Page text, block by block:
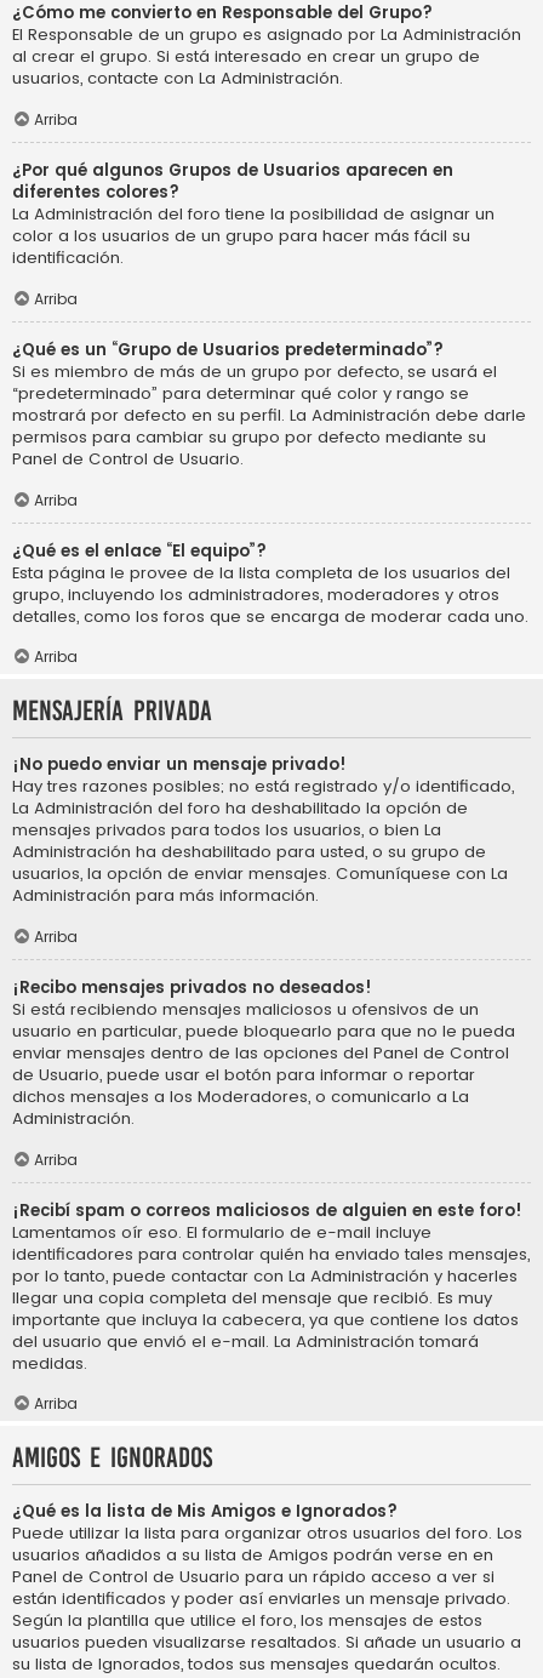
¿Cómo me convierto en Responsable del Grupo?
El Responsable de un grupo es asignado por La Administración
al crear el grupo. Si está interesado en crear un grupo de
usuarios, contacte con La Administración.
Arriba
¿Por qué algunos Grupos de Usuarios aparecen en
diferentes colores?
La Administración del foro tiene la posibilidad de asignar un
color a los usuarios de un grupo para hacer más fácil su
identificación.
Arriba
¿Qué es un “Grupo de Usuarios predeterminado”?
Si es miembro de más de un grupo por defecto, se usará el
“predeterminado” para determinar qué color y rango se
mostrará por defecto en su perfil. La Administración debe darle
permisos para cambiar su grupo por defecto mediante su
Panel de Control de Usuario.
Arriba
¿Qué es el enlace “El equipo”?
Esta página le provee de la lista completa de los usuarios del
grupo, incluyendo los administradores, moderadores y otros
detalles, como los foros que se encarga de moderar cada uno.
Arriba
Mensajería privada
¡No puedo enviar un mensaje privado!
Hay tres razones posibles; no está registrado y/o identificado,
La Administración del foro ha deshabilitado la opción de
mensajes privados para todos los usuarios, o bien La
Administración ha deshabilitado para usted, o su grupo de
usuarios, la opción de enviar mensajes. Comuníquese con La
Administración para más información.
Arriba
¡Recibo mensajes privados no deseados!
Si está recibiendo mensajes maliciosos u ofensivos de un
usuario en particular, puede bloquearlo para que no le pueda
enviar mensajes dentro de las opciones del Panel de Control
de Usuario, puede usar el botón para informar o reportar
dichos mensajes a los Moderadores, o comunicarlo a La
Administración.
Arriba
¡Recibí spam o correos maliciosos de alguien en este foro!
Lamentamos oír eso. El formulario de e-mail incluye
identificadores para controlar quién ha enviado tales mensajes,
por lo tanto, puede contactar con La Administración y hacerles
llegar una copia completa del mensaje que recibió. Es muy
importante que incluya la cabecera, ya que contiene los datos
del usuario que envió el e-mail. La Administración tomará
medidas.
Arriba
Amigos e Ignorados
¿Qué es la lista de Mis Amigos e Ignorados?
Puede utilizar la lista para organizar otros usuarios del foro. Los
usuarios añadidos a su lista de Amigos podrán verse en en
Panel de Control de Usuario para un rápido acceso a ver si
están identificados y poder así enviarles un mensaje privado.
Según la plantilla que utilice el foro, los mensajes de estos
usuarios pueden visualizarse resaltados. Si añade un usuario a
su lista de Ignorados, todos sus mensajes quedarán ocultos.